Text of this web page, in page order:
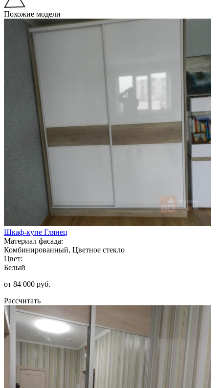
Похожие модели
Шкаф-купе Глянец
Материал фасада:
Комбинированный, Цветное стекло
Цвет:
Белый
от 84 000 руб.
Рассчитать